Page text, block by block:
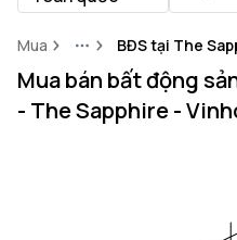
Mua MoreBĐS tại The
Mua bán bất động
- The Sapphire -